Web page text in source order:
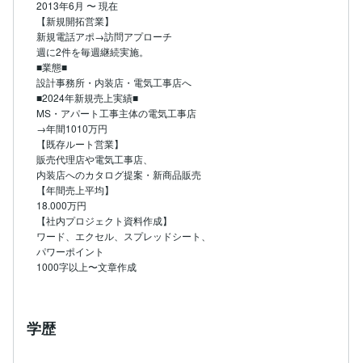
2013年6月 〜現在
【新規開拓営業】
新規電話アポ→訪問アプローチ
週に2件を毎週継続実施。
■業態■
設計事務所・内装店・電気工事店へ
■2024年新規売上実績■
MS・アパート工事主体の電気工事店
→年間1010万円
【既存ルート営業】
販売代理店や電気工事店、
内装店へのカタログ提案・新商品販売
【年間売上平均】
18.000万円
【社内プロジェクト資料作成】
ワード、エクセル、スプレッドシート、
パワーポイント
1000字以上〜文章作成
学歴